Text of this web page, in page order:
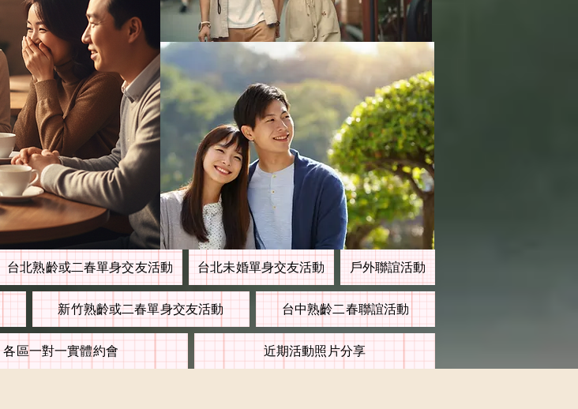
台北熟齡或二春單身交友活動 台北未婚單身交友活動 戶外聯誼活動
新竹熟齡或二春單身交友活動 台中熟齡二春聯誼活動
各區一對一實體約會 近期活動照片分享